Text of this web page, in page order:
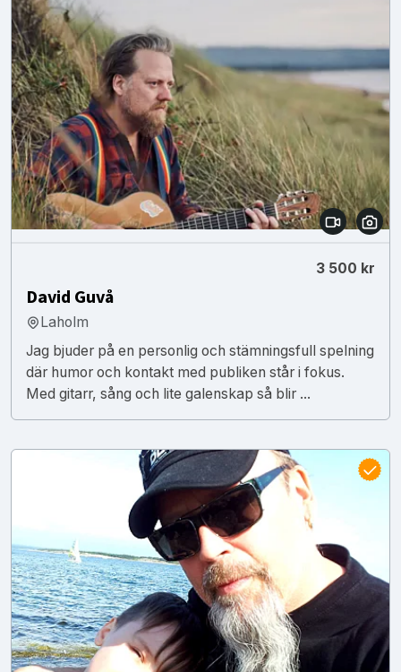
3 500 kr
David Guvå
Laholm
Jag bjuder på en personlig och stämningsfull spelning
där humor och kontakt med publiken står i fokus.
Med gitarr, sång och lite galenskap så blir ...